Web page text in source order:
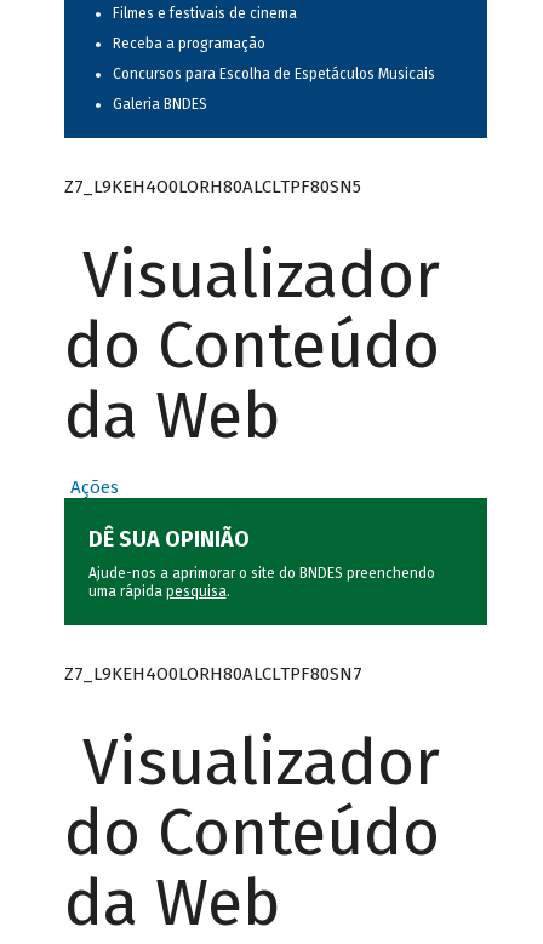
Filmes e festivais de cinema
Receba a programação
Concursos para Escolha de Espetáculos Musicais
Galeria BNDES
Z7_L9KEH4O0LORH80ALCLTPF80SN5
Visualizador
do Conteúdo
da Web
Ações
DÊ SUA OPINIÃO
Ajude-nos a aprimorar o site do BNDES preenchendo
uma rápida pesquisa.
Z7_L9KEH4O0LORH80ALCLTPF80SN7
Visualizador
do Conteúdo
da Web